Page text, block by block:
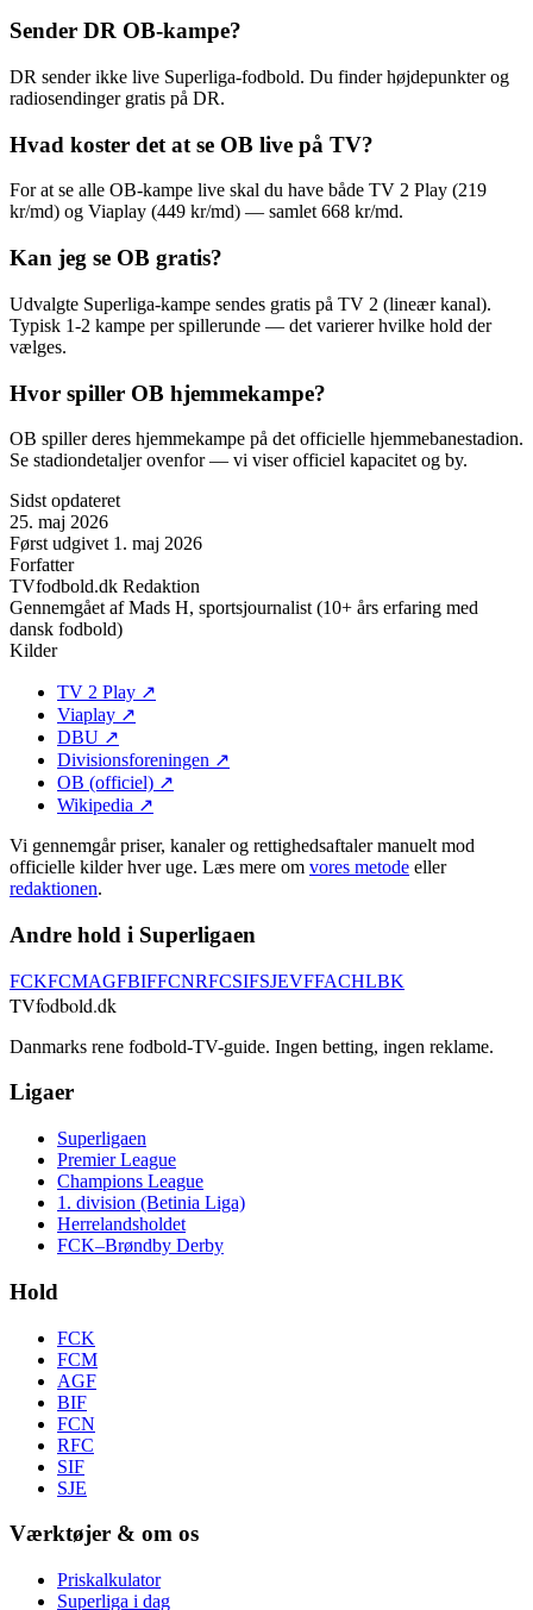
Sender DR OB-kampe?
DR sender ikke live Superliga-fodbold. Du finder højdepunkter og
radiosendinger gratis på DR.
Hvad koster det at se OB live på TV?
For at se alle OB-kampe live skal du have både TV 2 Play (219
kr/md) og Viaplay (449 kr/md) — samlet 668 kr/md.
Kan jeg se OB gratis?
Udvalgte Superliga-kampe sendes gratis på TV 2 (lineær kanal).
Typisk 1-2 kampe per spillerunde — det varierer hvilke hold der
vælges.
Hvor spiller OB hjemmekampe?
OB spiller deres hjemmekampe på det officielle hjemmebanestadion.
Se stadiondetaljer ovenfor — vi viser officiel kapacitet og by.
Sidst opdateret
25. maj 2026
Først udgivet 1. maj 2026
Forfatter
TVfodbold.dk Redaktion
Gennemgået afMads H, sportsjournalist (10+ års erfaring med
dansk fodbold)
Kilder
TV 2 Play ↗
Viaplay ↗
DBU ↗
Divisionsforeningen ↗
OB (officiel) ↗
Wikipedia ↗
Vi gennemgår priser, kanaler og rettighedsaftaler manuelt mod
officielle kilder hver uge. Læs mere om vores metode eller
redaktionen.
Andre hold i Superligaen
FCKFCMAGFBIFFCNRFCSIFSJEVFFACHLBK
TVfodbold.dk
Danmarks rene fodbold-TV-guide. Ingen betting, ingen reklame.
Ligaer
Superligaen
Premier League
Champions League
1. division (Betinia Liga)
Herrelandsholdet
FCK–Brøndby Derby
Hold
FCK
FCM
AGF
BIF
FCN
RFC
SIF
SJE
Værktøjer & om os
Priskalkulator
Superliga i dag